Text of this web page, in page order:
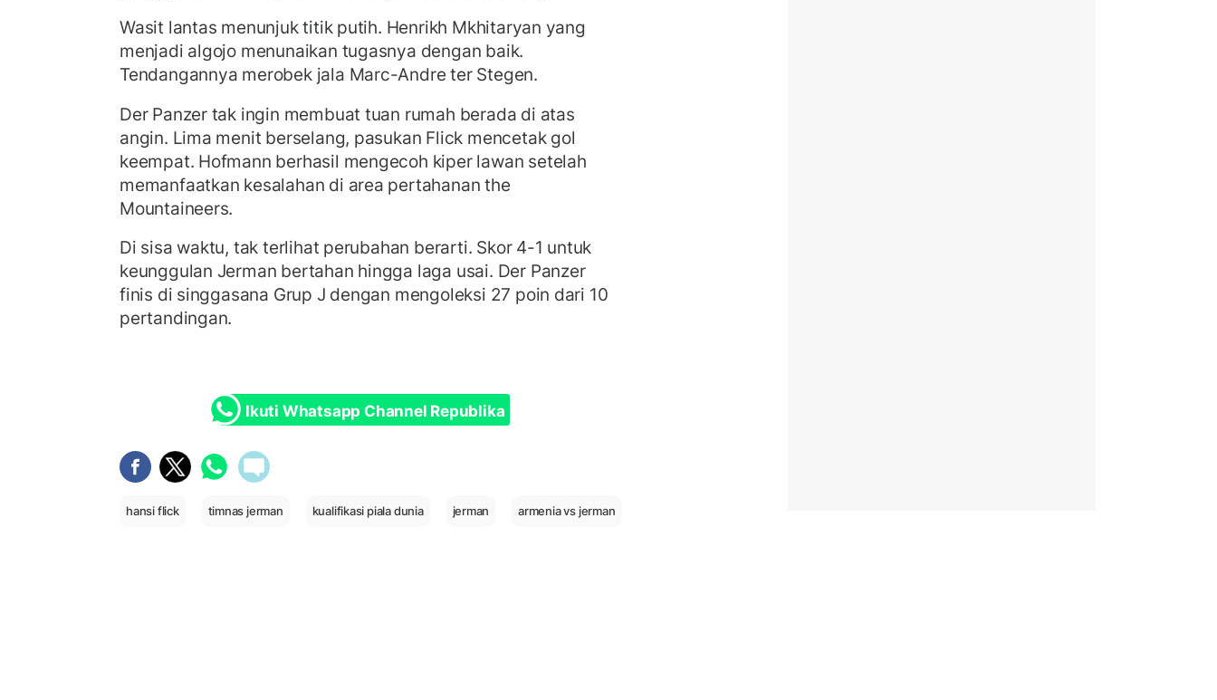
Wasit lantas menunjuk titik putih. Henrikh Mkhitaryan yang
menjadi algojo menunaikan tugasnya dengan baik.
Tendangannya merobek jala Marc-Andre ter Stegen.
Der Panzer tak ingin membuat tuan rumah berada di atas
angin. Lima menit berselang, pasukan Flick mencetak gol
keempat. Hofmann berhasil mengecoh kiper lawan setelah
memanfaatkan kesalahan di area pertahanan the
Mountaineers.
Di sisa waktu, tak terlihat perubahan berarti. Skor 4-1 untuk
keunggulan Jerman bertahan hingga laga usai. Der Panzer
finis di singgasana Grup J dengan mengoleksi 27 poin dari 10
pertandingan.
Ikuti Whatsapp Channel Republika
hansi flick timnas jerman kualifikasi piala dunia jerman armenia vs jerman